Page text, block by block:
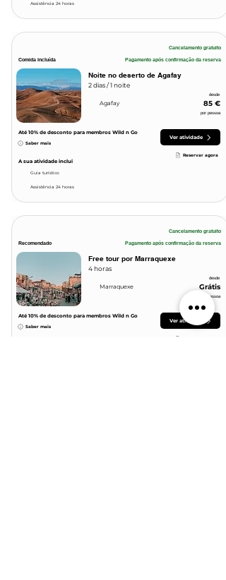
Assistência 24 horas
Cancelamento gratuito
Comida incluída Pagamento após confirmação da reserva
Noite no deserto de Agafay
2 dias / 1 noite
Agafay 85 €
desde
por pessoa
Até 10% de desconto para membros Wild n Go
Saber mais
A sua atividade inclui
Guia turístico
Assistência 24 horas
Ver atividade
Reservar agora
Cancelamento gratuito
Recomendado Pagamento após confirmação da reserva
Free tour por Marraquexe
4 horas
Marraquexe Grátis
desde
por pessoa
Até 10% de desconto para membros Wild n Go
Saber mais
Ver atividade